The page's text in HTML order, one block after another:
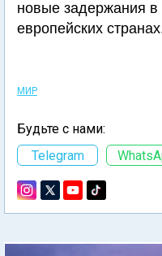
новые задержания в
европейских
МИР
Будьте с нами:
Telegram